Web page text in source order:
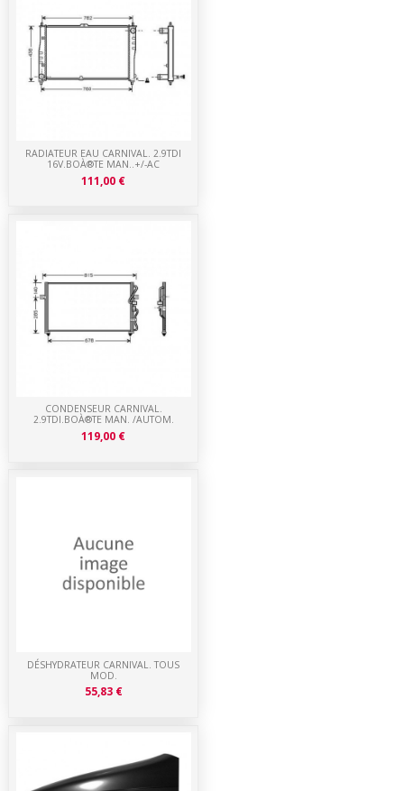
DÉSHYDRATEUR CARNIVAL. TOUS
MOD.
55,83 €
CONDENSEUR CARNIVAL.
2.9TDI.BOÀ®TE MAN. /AUTOM.
119,00 €
RADIATEUR EAU CARNIVAL. 2.9TDI
16V.BOÀ®TE MAN..+/-AC
111,00 €